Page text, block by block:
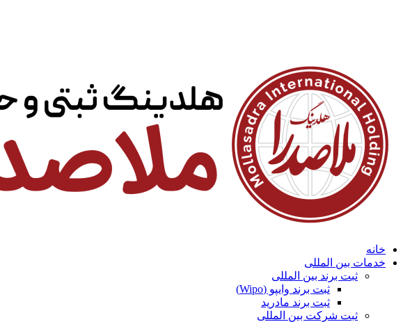
خانه
خدمات بین المللی
ثبت برند بین المللی
ثبت برند وایپو (Wipo)
ثبت برند مادرید
ثبت شرکت بین المللی